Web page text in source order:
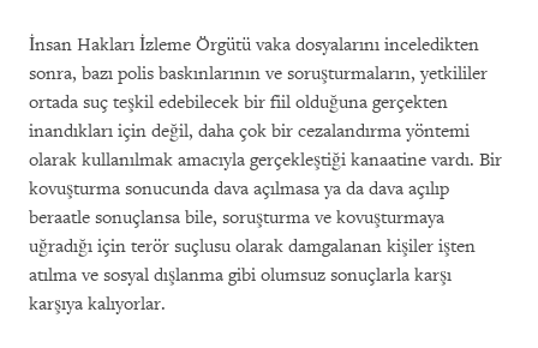
İnsan Hakları İzleme Örgütü vaka dosyalarını inceledikten
sonra, bazı polis baskınlarının ve soruşturmaların, yetkililer
ortada suç teşkil edebilecek bir fiil olduğuna gerçekten
inandıkları için değil, daha çok bir cezalandırma yöntemi
olarak kullanılmak amacıyla gerçekleştiği kanaatine vardı. Bir
kovuşturma sonucunda dava açılmasa ya da dava açılıp
beraatle sonuçlansa bile, soruşturma ve kovuşturmaya
uğradığı için terör suçlusu olarak damgalanan kişiler işten
atılma ve sosyal dışlanma gibi olumsuz sonuçlarla karşı
karşıya kalıyorlar.